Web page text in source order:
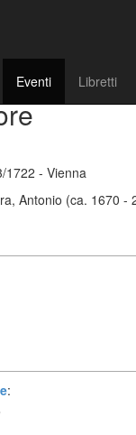
Eventi Libretti
1722 - Vienna
Antonio (ca. 1670 -
: